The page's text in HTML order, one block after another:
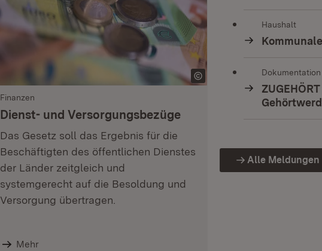
Finanzen
Dienst- und Versorgungsbezüge
Das Gesetz soll das Ergebnis für die
Beschäftigten des öffentlichen Dienstes
der Länder zeitgleich und
systemgerecht auf die Besoldung und
Versorgung übertragen.
Mehr
Haushalt
Dokumentation
Alle Meldungen